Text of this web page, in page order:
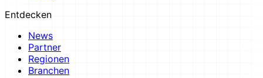
Entdecken
News
Partner
Regionen
Branchen